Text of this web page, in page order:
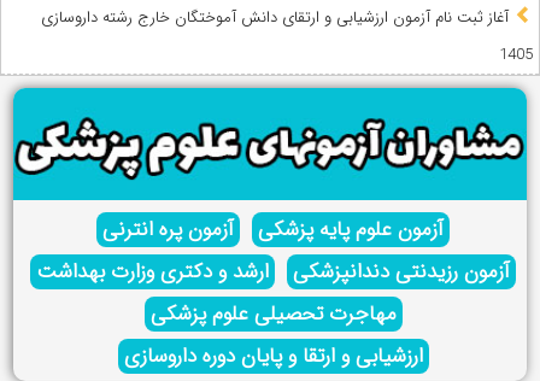
آغاز ثبت نام آزمون‌ ارزشیابی و ارتقای دانش آموختگان خارج رشته داروسازی
1405
آزمون علوم پایه پزشکی
آزمون پره انترنی
آزمون رزیدنتی دندانپزشکی
ارشد و دکتری وزارت بهداشت
مهاجرت تحصیلی علوم پزشکی
ارزشیابی و ارتقا و پایان دوره داروسازی